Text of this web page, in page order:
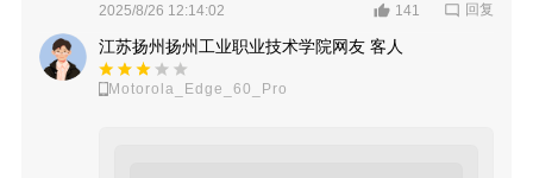
2025/8/26 12:14:02 141 回复
江苏扬州扬州工业职业技术学院网友 客人
Motorola_Edge_60_Pro